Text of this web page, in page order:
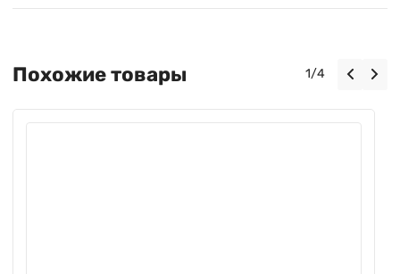
Похожие товары 1/4